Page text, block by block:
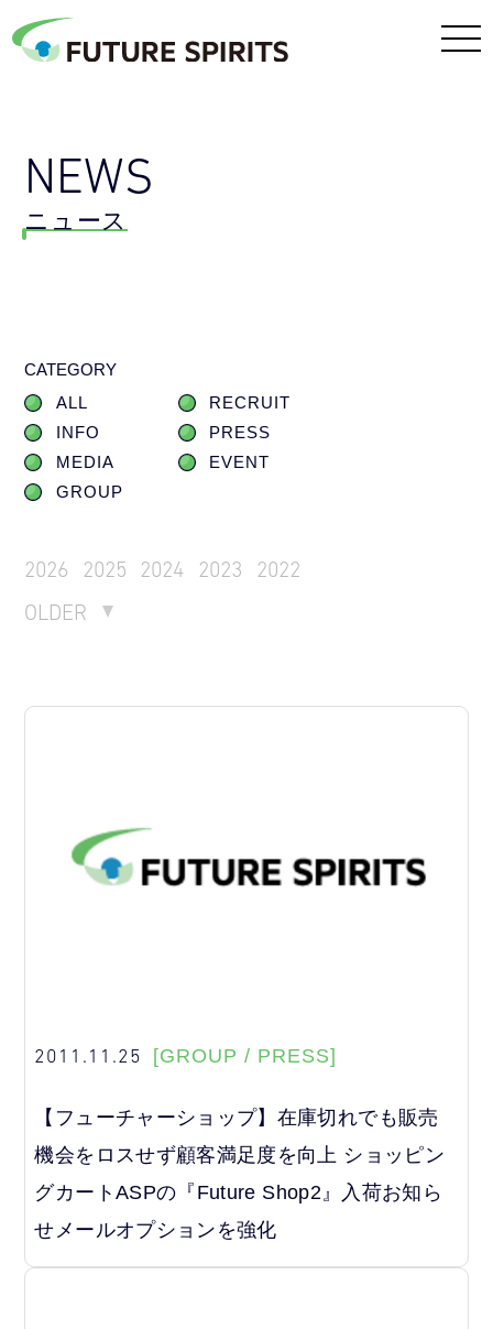
NEWS
ニュース
CATEGORY
ALL
RECRUIT
INFO
PRESS
MEDIA
EVENT
GROUP
2026 2025 2024 2023
2022
OLDER
2011.11.25 [GROUP / PRESS]
【フューチャーショップ】在庫切れでも販売
機会をロスせず顧客満足度を向上 ショッピン
グカートASPの『Future Shop2』入荷お知ら
せメールオプションを強化